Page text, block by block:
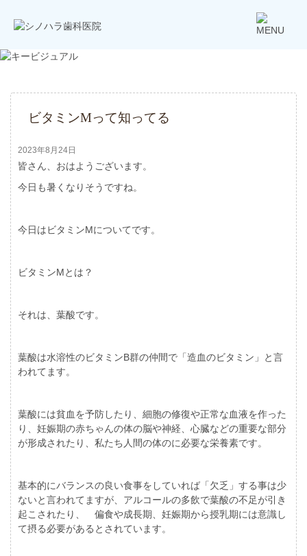
ビタミンMって知ってる
2023年8月24日
皆さん、おはようございます。
今日も暑くなりそうですね。
今日はビタミンMについてです。
ビタミンMとは？
それは、葉酸です。
葉酸は水溶性のビタミンB群の仲間で「造血のビタミン」と言
われてます。
葉酸には貧血を予防したり、細胞の修復や正常な血液を作った
り、妊娠期の赤ちゃんの体の脳や神経、心臓などの重要な部分
が形成されたり、私たち人間の体のに必要な栄養素です。
基本的にバランスの良い食事をしていれば「欠乏」する事は少
ないと言われてますが、アルコールの多飲で葉酸の不足が引き
起こされたり、 偏食や成長期、妊娠期から授乳期には意識し
て摂る必要があるとされています。